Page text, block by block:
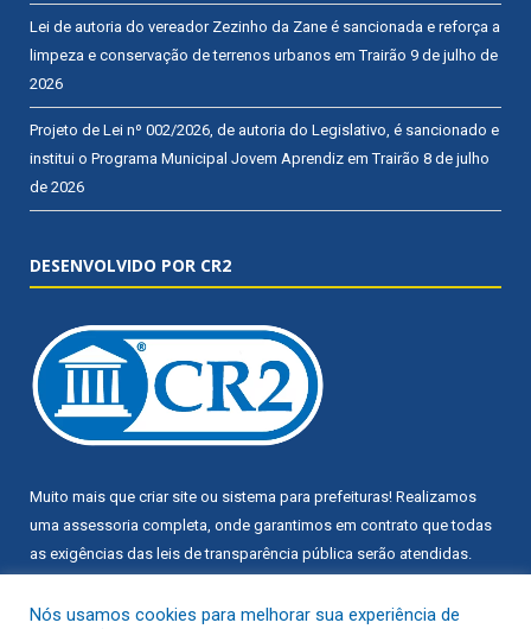
Lei de autoria do vereador Zezinho da Zane é sancionada e reforça a
limpeza e conservação de terrenos urbanos em Trairão 9 de julho de
2026
Projeto de Lei nº 002/2026, de autoria do Legislativo, é sancionado e
institui o Programa Municipal Jovem Aprendiz em Trairão 8 de julho
de 2026
DESENVOLVIDO POR CR2
Muito mais que criar site ou sistema para prefeituras! Realizamos
uma assessoria completa, onde garantimos em contrato que todas
as exigências das leis de transparência pública serão atendidas.
Conheça o e o Radar da Transparência Pública
Nós usamos cookies para melhorar sua experiência de